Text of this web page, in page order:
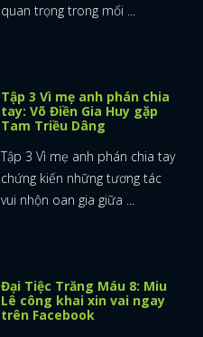
quan trọng trong mối ...
Tập 3 Vì mẹ anh phán chia
tay: Võ Điền Gia Huy gặp
Tam Triều Dâng
Tập 3 Vì mẹ anh phán chia tay
chứng kiến những tương tác
vui nhộn oan gia giữa ...
Đại Tiệc Trăng Máu 8: Miu
Lê công khai xin vai ngay
trên Facebook